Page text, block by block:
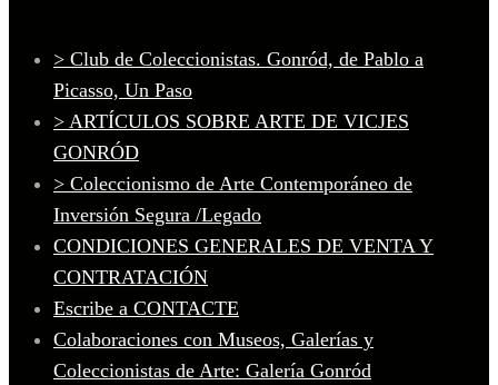
> Club de Coleccionistas. Gonród, de Pablo a
Picasso, Un Paso
> ARTÍCULOS SOBRE ARTE DE VICJES
GONRÓD
> Coleccionismo de Arte Contemporáneo de
Inversión Segura /Legado
CONDICIONES GENERALES DE VENTA Y
CONTRATACIÓN
Escribe a CONTACTE
Colaboraciones con Museos, Galerías y
Coleccionistas de Arte: Galería Gonród